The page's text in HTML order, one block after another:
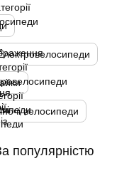
велосипеди
популярністю